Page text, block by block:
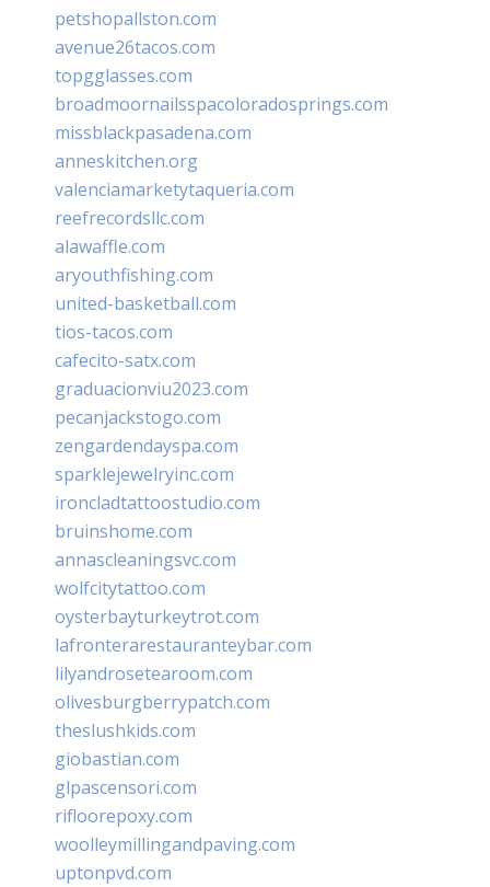
petshopallston.com
avenue26tacos.com
topgglasses.com
broadmoornailsspacoloradosprings.com
missblackpasadena.com
anneskitchen.org
valenciamarketytaqueria.com
reefrecordsllc.com
alawaffle.com
aryouthfishing.com
united-basketball.com
tios-tacos.com
cafecito-satx.com
graduacionviu2023.com
pecanjackstogo.com
zengardendayspa.com
sparklejewelryinc.com
ironcladtattoostudio.com
bruinshome.com
annascleaningsvc.com
wolfcitytattoo.com
oysterbayturkeytrot.com
lafronterarestauranteybar.com
lilyandrosetearoom.com
olivesburgberrypatch.com
theslushkids.com
giobastian.com
glpascensori.com
rifloorepoxy.com
woolleymillingandpaving.com
uptonpvd.com